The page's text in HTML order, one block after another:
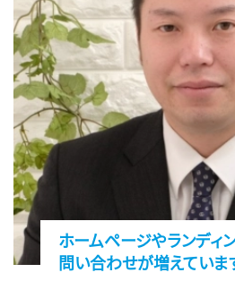
ホームページやランディ
問い合わせが増えていま